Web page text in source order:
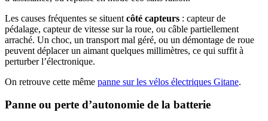
Les causes fréquentes se situent côté capteurs : capteur de
pédalage, capteur de vitesse sur la roue, ou câble partiellement
arraché. Un choc, un transport mal géré, ou un démontage de roue
peuvent déplacer un aimant quelques millimètres, ce qui suffit à
perturber l’électronique.​
On retrouve cette même panne sur les vélos électriques Gitane.
Panne ou perte d’autonomie de la batterie